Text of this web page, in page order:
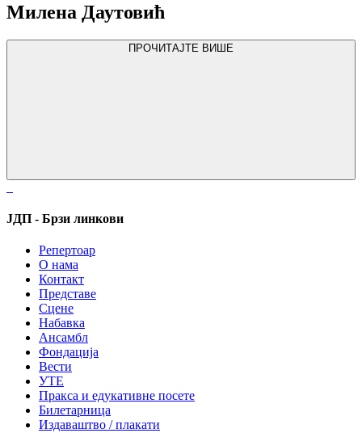
Милена Даутовић
ПРОЧИТАЈТЕ ВИШЕ
ЈДП - Брзи линкови
Репертоар
О нама
Контакт
Представе
Сцене
Набавка
Ансамбл
Фондација
Вести
УТЕ
Пракса и едукативне посете
Билетарница
Издаваштво / плакати